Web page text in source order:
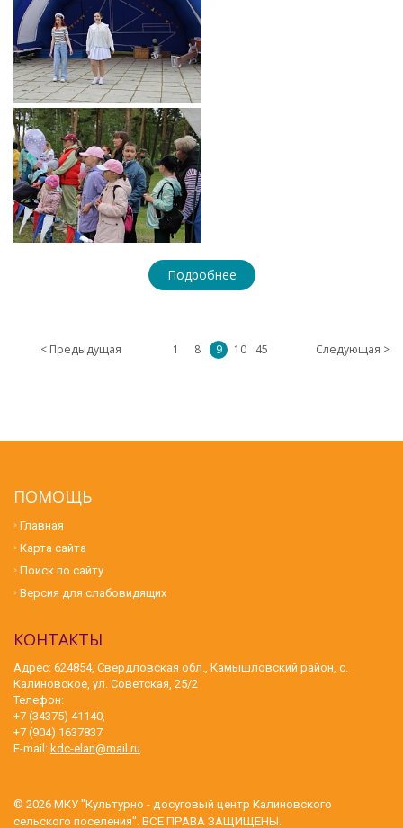
Подробнее
< Предыдущая 1 8 9 10 45 Следующая >
ПОМОЩЬ
Главная
Карта сайта
Поиск по сайту
Версия для слабовидящих
КОНТАКТЫ
Адрес: 624854, Свердловская обл., Камышловский район, с.
Калиновское, ул. Советская, 25/2
Телефон:
+7 (34375) 41140,
+7 (904) 1637837
E-mail: kdc-elan@mail.ru
© 2026 МКУ "Культурно - досуговый центр Калиновского
сельского поселения" . ВСЕ ПРАВА ЗАЩИЩЕНЫ.